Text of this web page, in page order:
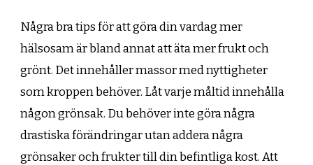
Några bra tips för att göra din vardag mer
hälsosam är bland annat att äta mer frukt och
grönt. Det innehåller massor med nyttigheter
som kroppen behöver. Låt varje måltid innehålla
någon grönsak. Du behöver inte göra några
drastiska förändringar utan addera några
grönsaker och frukter till din befintliga kost. Att